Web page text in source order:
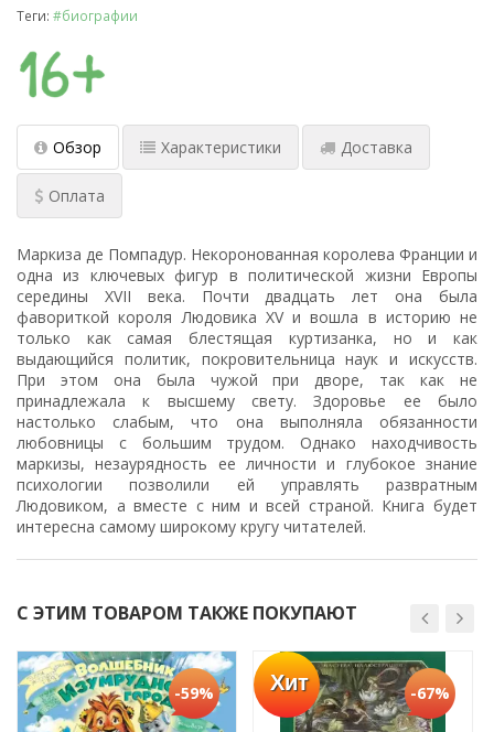
Теги: #биографии
Обзор Характеристики Доставка
Оплата
Маркиза де Помпадур. Некоронованная королева Франции и
одна из ключевых фигур в политической жизни Европы
середины XVII века. Почти двадцать лет она была
фавориткой короля Людовика XV и вошла в историю не
только как самая блестящая куртизанка, но и как
выдающийся политик, покровительница наук и искусств.
При этом она была чужой при дворе, так как не
принадлежала к высшему свету. Здоровье ее было
настолько слабым, что она выполняла обязанности
любовницы с большим трудом. Однако находчивость
маркизы, незаурядность ее личности и глубокое знание
психологии позволили ей управлять развратным
Людовиком, а вместе с ним и всей страной. Книга будет
интересна самому широкому кругу читателей.
С ЭТИМ ТОВАРОМ ТАКЖЕ ПОКУПАЮТ
-59% Хит -67%